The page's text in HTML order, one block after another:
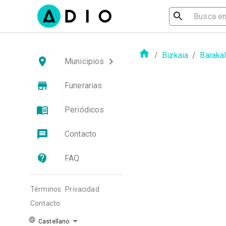
Municipios
Funerarias
Periódicos
Contacto
FAQ
Términos
Privacidad
Contacto
Castellano
/ Bizkaia /